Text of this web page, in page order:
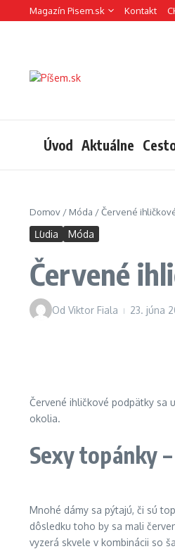
Preskočiť na obsah
Magazín Pisem.sk Kontakt
Úvod Aktuálne
Domov / Móda /Červené
Ľudia Móda
Červené
Od Viktor Fiala 23. júna
Červené ihličkové podpätky sa
okolia.
Sexy topánky
Mnohé dámy sa pýtajú, či sú
dôsledku toho by sa mali
vyzerá skvele v kombinácii so